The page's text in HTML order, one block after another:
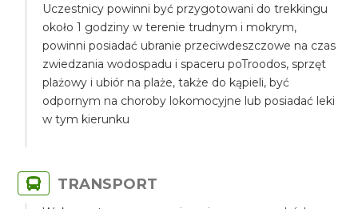
Uczestnicy powinni być przygotowani do trekkingu
około 1 godziny w terenie trudnym i mokrym,
powinni posiadać ubranie przeciwdeszczowe na czas
zwiedzania wodospadu i spaceru poTroodos, sprzęt
plażowy i ubiór na plaże, także do kąpieli, być
odpornym na choroby lokomocyjne lub posiadać leki
w tym kierunku
TRANSPORT